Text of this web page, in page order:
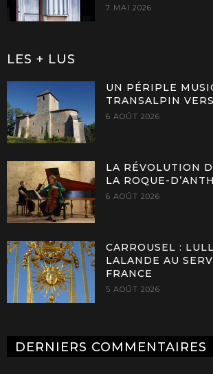
7 MAI 2026
LES + LUS
UN PÉRIPLE
TRANSALPIN
6 AOÛT 2026
LA RÉVOLUTION
LA ROQUE-
6 AOÛT 2026
CARROUSEL :
LALANDE AU
FRANCE
5 AOÛT 2026
DERNIERS COMMENTAIRES